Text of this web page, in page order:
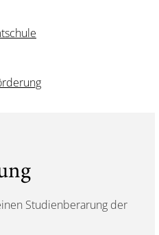
Studienberarung der